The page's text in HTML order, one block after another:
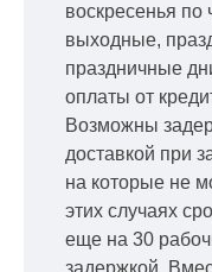
воскресенья по
выходные,
праздничные
оплаты от
Возможны
доставкой при
на которые не
этих случаях
еще на 30
задержкой.